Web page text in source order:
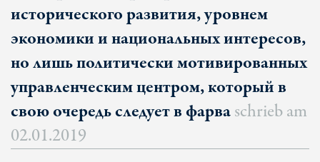
исторического развития, уровнем
экономики и национальных интересов,
но лишь политически мотивированных
управленческим центром, который в
свою очередь следует в фарваschrieb am
02.01.2019